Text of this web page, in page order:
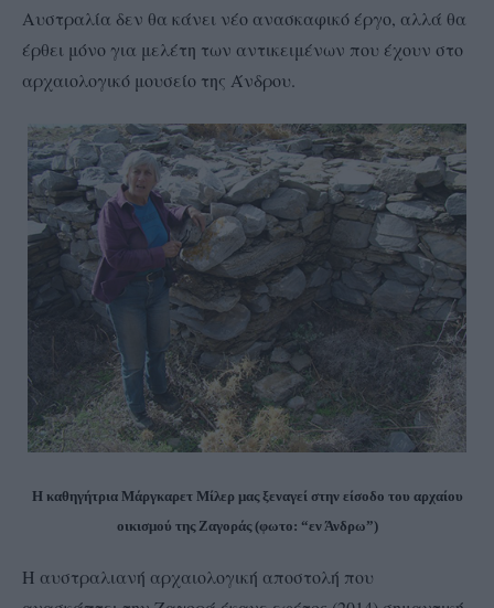
Αυστραλία δεν θα κάνει νέο ανασκαφικό έργο, αλλά θα
έρθει μόνο για μελέτη των αντικειμένων που έχουν στο
αρχαιολογικό μουσείο της Άνδρου.
Η καθηγήτρια Μάργκαρετ Μίλερ μας ξεναγεί στην είσοδο του αρχαίου
οικισμού της Ζαγοράς (φωτο: “εν Άνδρω”)
Η αυστραλιανή αρχαιολογική αποστολή που